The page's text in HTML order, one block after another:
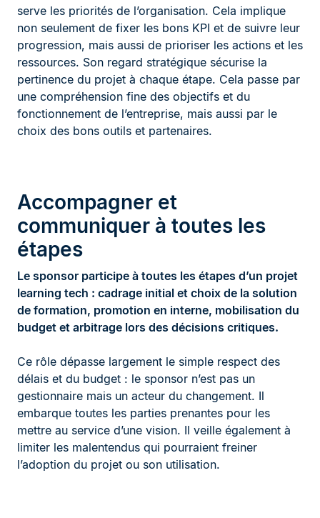
serve les priorités de l’organisation. Cela implique
non seulement de fixer les bons KPI et de suivre leur
progression, mais aussi de prioriser les actions et les
ressources. Son regard stratégique sécurise la
pertinence du projet à chaque étape. Cela passe par
une compréhension fine des objectifs et du
fonctionnement de l’entreprise, mais aussi par le
choix des bons outils et partenaires.
Accompagner et
communiquer à toutes les
étapes
Le sponsor participe à toutes les étapes d’un projet
learning tech : cadrage initial et choix de la solution
de formation, promotion en interne, mobilisation du
budget et arbitrage lors des décisions critiques.
Ce rôle dépasse largement le simple respect des
délais et du budget : le sponsor n’est pas un
gestionnaire mais un acteur du changement. Il
embarque toutes les parties prenantes pour les
mettre au service d’une vision. Il veille également à
limiter les malentendus qui pourraient freiner
l’adoption du projet ou son utilisation.